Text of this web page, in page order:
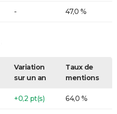
- 47,0 %
Variation
sur un an
Taux de
mentions
+0,2 pt(s) 64,0 %